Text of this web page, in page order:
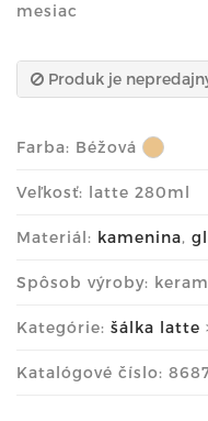
mesiac
Produk je
Farba: Béžová
Veľkosť: latte 280ml
Materiál: kamenina,
Spôsob výroby:
Kategórie: šálka latte
Katalógové číslo: